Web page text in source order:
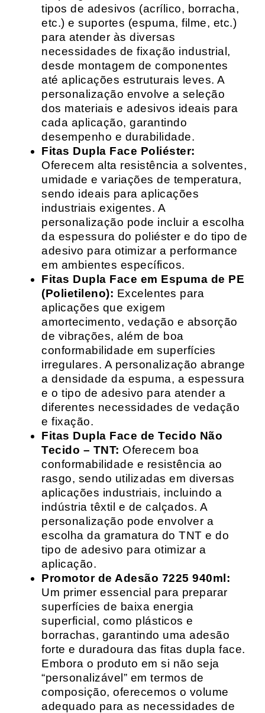
tipos de adesivos (acrílico, borracha,
etc.) e suportes (espuma, filme, etc.)
para atender às diversas
necessidades de fixação industrial,
desde montagem de componentes
até aplicações estruturais leves. A
personalização envolve a seleção
dos materiais e adesivos ideais para
cada aplicação, garantindo
desempenho e durabilidade.
Fitas Dupla Face Poliéster:
Oferecem alta resistência a solventes,
umidade e variações de temperatura,
sendo ideais para aplicações
industriais exigentes. A
personalização pode incluir a escolha
da espessura do poliéster e do tipo de
adesivo para otimizar a performance
em ambientes específicos.
Fitas Dupla Face em Espuma de PE
(Polietileno): Excelentes para
aplicações que exigem
amortecimento, vedação e absorção
de vibrações, além de boa
conformabilidade em superfícies
irregulares. A personalização abrange
a densidade da espuma, a espessura
e o tipo de adesivo para atender a
diferentes necessidades de vedação
e fixação.
Fitas Dupla Face de Tecido Não
Tecido – TNT: Oferecem boa
conformabilidade e resistência ao
rasgo, sendo utilizadas em diversas
aplicações industriais, incluindo a
indústria têxtil e de calçados. A
personalização pode envolver a
escolha da gramatura do TNT e do
tipo de adesivo para otimizar a
aplicação.
Promotor de Adesão 7225 940ml:
Um primer essencial para preparar
superfícies de baixa energia
superficial, como plásticos e
borrachas, garantindo uma adesão
forte e duradoura das fitas dupla face.
Embora o produto em si não seja
“personalizável” em termos de
composição, oferecemos o volume
adequado para as necessidades de